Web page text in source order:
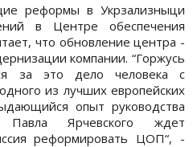
реформы в Укрзализныци
в Центре обеспечения
что обновление центра -
компании. “Горжусь
за это дело человека с
из лучших европейских
опыт руководства
Павла Ярчевского ждет
реформировать ЦОП“, -